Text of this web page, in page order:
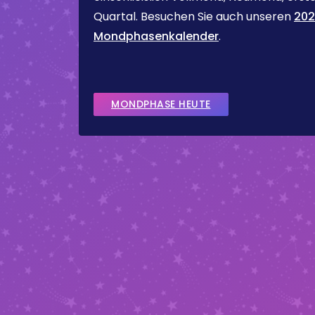
Quartal. Besuchen Sie auch unseren
Mondphasenkalender.
MONDPHASE HEUTE